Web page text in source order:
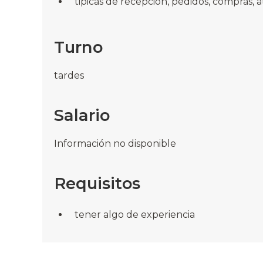
Turno
tardes
Salario
Información no disponible
Requisitos
tener algo de experiencia